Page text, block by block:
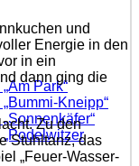
Park“
Kneipp“
und
Energie in den
in ein
dann ging die
Zu den
Stuhltanz, das
„Feuer-Wasser-